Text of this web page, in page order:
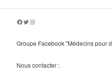
Facebook
TwitterInstagram
Groupe Facebook "Médecins pour
Nous contacter :